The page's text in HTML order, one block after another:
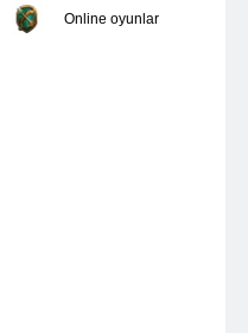
Online oyunlar